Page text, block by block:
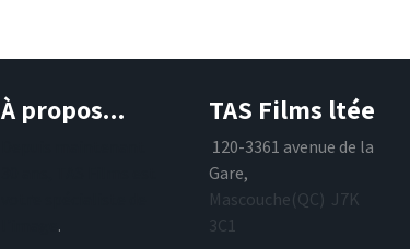
À propos...
.
TAS Films ltée
120-3361 avenue de la
Gare,
Mascouche(QC) J7K
3C1